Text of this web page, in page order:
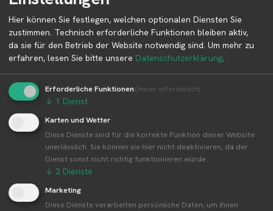
ℹ️Bitte wähle für Details ein Icon auf der Karte aus.
Erntezeit aller Produkte von Niemann
Gemüsegarte
Der Erntekalender zeigt die typischen Erntezeiten der
Produkte über alle Standorte von Niemann Gemüsegarte
hinweg. Regionale oder wetterbedingte Abweichungen sind
möglich.
Hier können Sie festlegen, welchen optionalen Diensten Sie
zustimmen. Technisch erforderliche Funktionen bleiben aktiv,
da sie für den Betrieb der Website notwendig sind. Um mehr zu
erfahren, lesen Sie bitte unsere Datenschutzerklärung.
Erforderliche Funktionen(immer erforderlich)
↓ 1 Dienst
Karten und Wetter
Diese Dienste sind für die korrekte Funktion dieser Website
unerlässlich. Sie können sie hier nicht deaktivieren, da der
Dienst sonst nicht richtig funktionieren würde.
↓ 2 Dienste
Marketing
Diese Dienste verarbeiten persönliche Daten, um Ihnen